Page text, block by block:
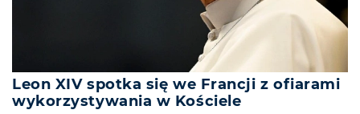
Leon XIV spotka się we Francji z ofiarami
wykorzystywania w Kościele